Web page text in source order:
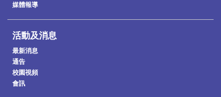
媒體報導
活動及消息
最新消息
通告
校園視頻
會訊